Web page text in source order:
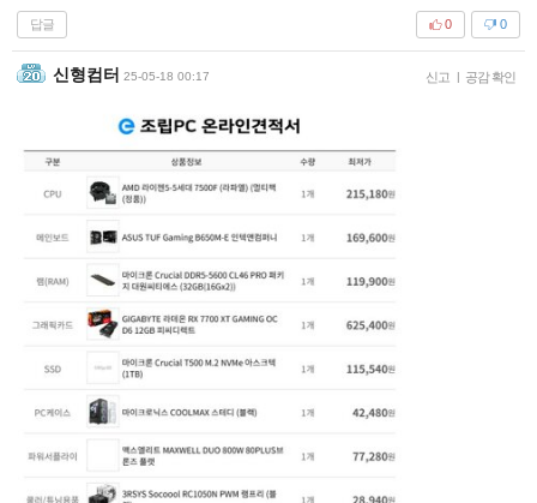
답글 0
0
신형컴터 25-05-18 00:17 신고 | 공감 확인